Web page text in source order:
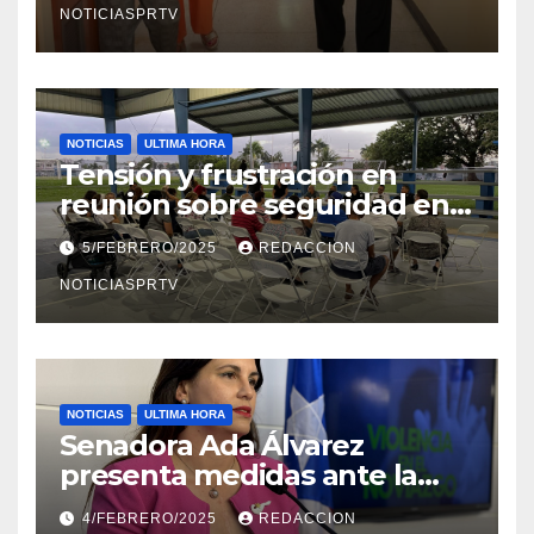
NOTICIASPRTV
NOTICIAS ULTIMA HORA
Tensión y frustración en
reunión sobre seguridad en
Reparto Metropolitano
5/FEBRERO/2025 REDACCION
NOTICIASPRTV
NOTICIAS ULTIMA HORA
Senadora Ada Álvarez
presenta medidas ante la
violencia en el noviazgo
4/FEBRERO/2025 REDACCION